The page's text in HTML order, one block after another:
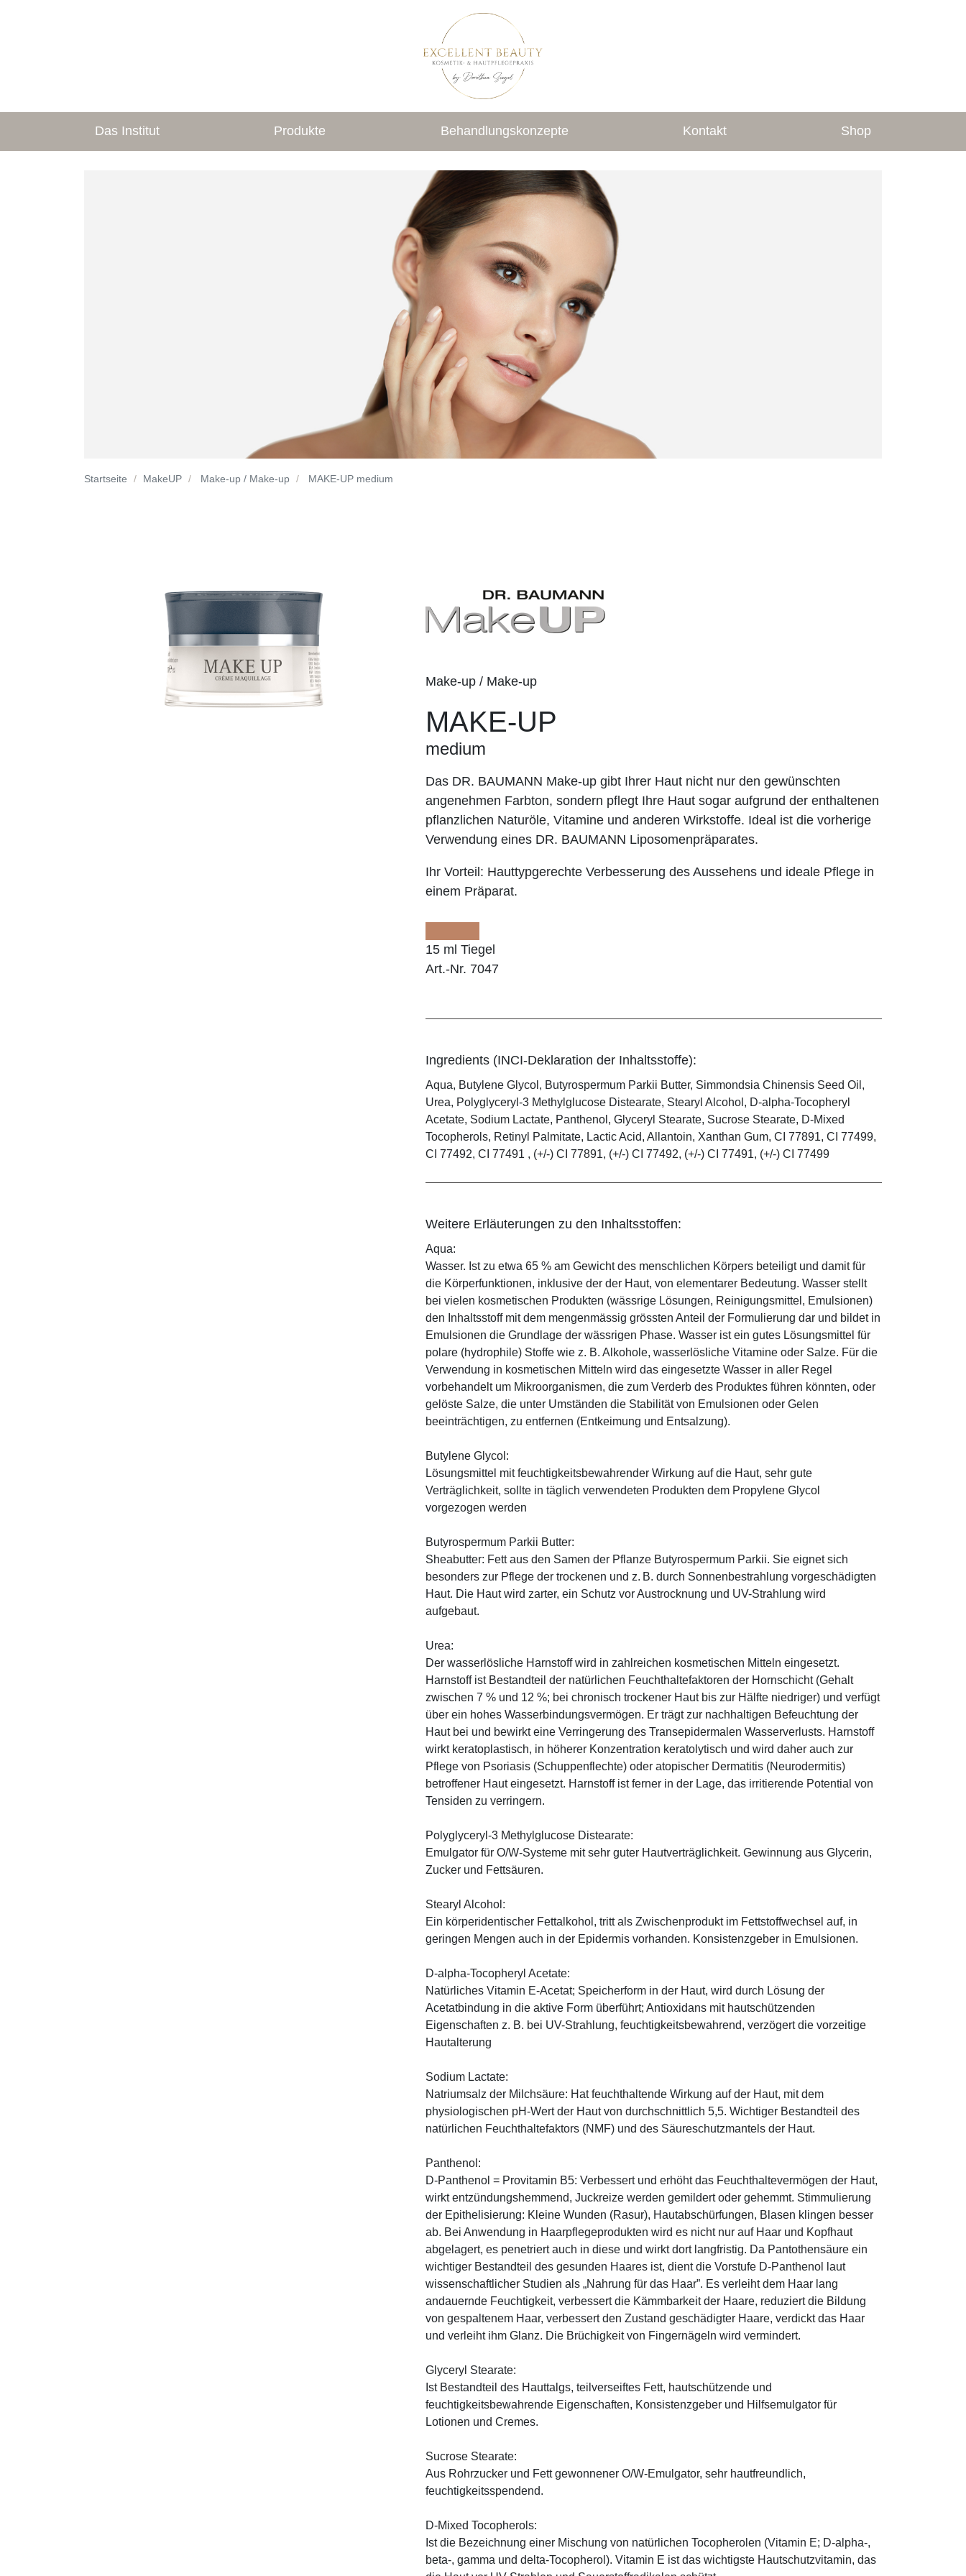
Das Institut Produkte Behandlungskonzepte Kontakt Shop
Startseite MakeUP Make-up / Make-up MAKE-UP medium
Make-up / Make-up
MAKE-UP
medium
Das DR. BAUMANN Make-up gibt Ihrer Haut nicht nur den gewünschten
angenehmen Farbton, sondern pflegt Ihre Haut sogar aufgrund der enthaltenen
pflanzlichen Naturöle, Vitamine und anderen Wirkstoffe. Ideal ist die vorherige
Verwendung eines DR. BAUMANN Liposomenpräparates.
Ihr Vorteil: Hauttypgerechte Verbesserung des Aussehens und ideale Pflege in
einem Präparat.
15 ml Tiegel
Art.-Nr. 7047
Ingredients (INCI-Deklaration der Inhaltsstoffe):
Aqua, Butylene Glycol, Butyrospermum Parkii Butter, Simmondsia Chinensis Seed Oil,
Urea, Polyglyceryl-3 Methylglucose Distearate, Stearyl Alcohol, D-alpha-Tocopheryl
Acetate, Sodium Lactate, Panthenol, Glyceryl Stearate, Sucrose Stearate, D-Mixed
Tocopherols, Retinyl Palmitate, Lactic Acid, Allantoin, Xanthan Gum, CI 77891, CI 77499,
CI 77492, CI 77491 , (+/-) CI 77891, (+/-) CI 77492, (+/-) CI 77491, (+/-) CI 77499
Weitere Erläuterungen zu den Inhaltsstoffen:
Aqua:
Wasser. Ist zu etwa 65 % am Gewicht des menschlichen Körpers beteiligt und damit für
die Körperfunktionen, inklusive der der Haut, von elementarer Bedeutung. Wasser stellt
bei vielen kosmetischen Produkten (wässrige Lösungen, Reinigungsmittel, Emulsionen)
den Inhaltsstoff mit dem mengenmässig grössten Anteil der Formulierung dar und bildet in
Emulsionen die Grundlage der wässrigen Phase. Wasser ist ein gutes Lösungsmittel für
polare (hydrophile) Stoffe wie z. B. Alkohole, wasserlösliche Vitamine oder Salze. Für die
Verwendung in kosmetischen Mitteln wird das eingesetzte Wasser in aller Regel
vorbehandelt um Mikroorganismen, die zum Verderb des Produktes führen könnten, oder
gelöste Salze, die unter Umständen die Stabilität von Emulsionen oder Gelen
beeinträchtigen, zu entfernen (Entkeimung und Entsalzung).
Butylene Glycol:
Lösungsmittel mit feuchtigkeitsbewahrender Wirkung auf die Haut, sehr gute
Verträglichkeit, sollte in täglich verwendeten Produkten dem Propylene Glycol
vorgezogen werden
Butyrospermum Parkii Butter:
Sheabutter: Fett aus den Samen der Pflanze Butyrospermum Parkii. Sie eignet sich
besonders zur Pflege der trockenen und z. B. durch Sonnenbestrahlung vorgeschädigten
Haut. Die Haut wird zarter, ein Schutz vor Austrocknung und UV-Strahlung wird
aufgebaut.
Urea:
Der wasserlösliche Harnstoff wird in zahlreichen kosmetischen Mitteln eingesetzt.
Harnstoff ist Bestandteil der natürlichen Feuchthaltefaktoren der Hornschicht (Gehalt
zwischen 7 % und 12 %; bei chronisch trockener Haut bis zur Hälfte niedriger) und verfügt
über ein hohes Wasserbindungsvermögen. Er trägt zur nachhaltigen Befeuchtung der
Haut bei und bewirkt eine Verringerung des Transepidermalen Wasserverlusts. Harnstoff
wirkt keratoplastisch, in höherer Konzentration keratolytisch und wird daher auch zur
Pflege von Psoriasis (Schuppenflechte) oder atopischer Dermatitis (Neurodermitis)
betroffener Haut eingesetzt. Harnstoff ist ferner in der Lage, das irritierende Potential von
Tensiden zu verringern.
Polyglyceryl-3 Methylglucose Distearate:
Emulgator für O/W-Systeme mit sehr guter Hautverträglichkeit. Gewinnung aus Glycerin,
Zucker und Fettsäuren.
Stearyl Alcohol:
Ein körperidentischer Fettalkohol, tritt als Zwischenprodukt im Fettstoffwechsel auf, in
geringen Mengen auch in der Epidermis vorhanden. Konsistenzgeber in Emulsionen.
D-alpha-Tocopheryl Acetate:
Natürliches Vitamin E-Acetat; Speicherform in der Haut, wird durch Lösung der
Acetatbindung in die aktive Form überführt; Antioxidans mit hautschützenden
Eigenschaften z. B. bei UV-Strahlung, feuchtigkeitsbewahrend, verzögert die vorzeitige
Hautalterung
Sodium Lactate:
Natriumsalz der Milchsäure: Hat feuchthaltende Wirkung auf der Haut, mit dem
physiologischen pH-Wert der Haut von durchschnittlich 5,5. Wichtiger Bestandteil des
natürlichen Feuchthaltefaktors (NMF) und des Säureschutzmantels der Haut.
Panthenol:
D-Panthenol = Provitamin B5: Verbessert und erhöht das Feuchthaltevermögen der Haut,
wirkt entzündungshemmend, Juckreize werden gemildert oder gehemmt. Stimmulierung
der Epithelisierung: Kleine Wunden (Rasur), Hautabschürfungen, Blasen klingen besser
ab. Bei Anwendung in Haarpflegeprodukten wird es nicht nur auf Haar und Kopfhaut
abgelagert, es penetriert auch in diese und wirkt dort langfristig. Da Pantothensäure ein
wichtiger Bestandteil des gesunden Haares ist, dient die Vorstufe D-Panthenol laut
wissenschaftlicher Studien als „Nahrung für das Haar”. Es verleiht dem Haar lang
andauernde Feuchtigkeit, verbessert die Kämmbarkeit der Haare, reduziert die Bildung
von gespaltenem Haar, verbessert den Zustand geschädigter Haare, verdickt das Haar
und verleiht ihm Glanz. Die Brüchigkeit von Fingernägeln wird vermindert.
Glyceryl Stearate:
Ist Bestandteil des Hauttalgs, teilverseiftes Fett, hautschützende und
feuchtigkeitsbewahrende Eigenschaften, Konsistenzgeber und Hilfsemulgator für
Lotionen und Cremes.
Sucrose Stearate:
Aus Rohrzucker und Fett gewonnener O/W-Emulgator, sehr hautfreundlich,
feuchtigkeitsspendend.
D-Mixed Tocopherols:
Ist die Bezeichnung einer Mischung von natürlichen Tocopherolen (Vitamin E; D-alpha-,
beta-, gamma und delta-Tocopherol). Vitamin E ist das wichtigste Hautschutzvitamin, das